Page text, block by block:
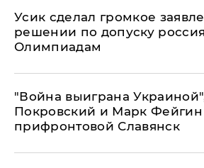
Усик сделал громкое
решении по допуску
Олимпиадам
"Война выиграна
Покровский и Марк Фейгин
прифронтовой Славянск